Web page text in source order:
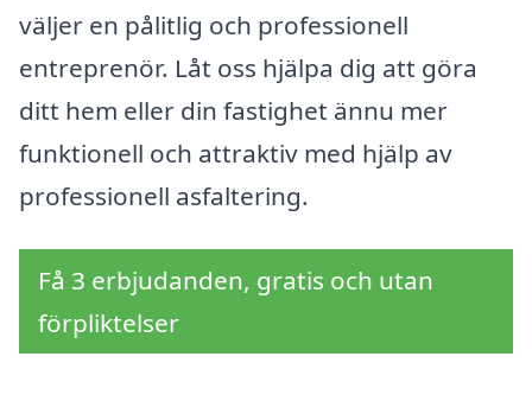
väljer en pålitlig och professionell
entreprenör. Låt oss hjälpa dig att göra
ditt hem eller din fastighet ännu mer
funktionell och attraktiv med hjälp av
professionell asfaltering.
Få 3 erbjudanden, gratis och utan
förpliktelser